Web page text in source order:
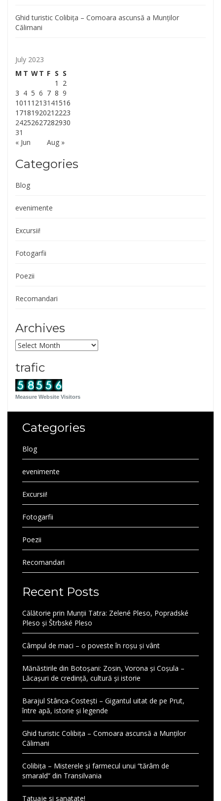
Ghid turistic Colibița – Comoara ascunsă a Munților
Călimani
July 2023
M T WT F S S
« Jun Aug »
1
2
3 4 5 6 7 8 9
1011 1213141516
1718192021 2223
24252627282930
31
Categories
Blog
evenimente
Excursii!
Fotogarfii
Poezii
Recomandari
Archives
Archives
trafic
Measure Website Visitors
Categories
Blog
evenimente
Excursii!
Fotogarfii
Poezii
Recomandari
Recent Posts
Călătorie prin Munții Tatra: Zelené Pleso, Popradské
Pleso și Štrbské Pleso
Câmpul de maci – o poveste în roșu și vânt
Mănăstirile din Botoșani: Zosin, Vorona și Coșula –
Lăcașuri de credință, cultură și istorie
Barajul Stânca-Costești – Gigantul uitat de pe Prut,
între apă, istorie și legende
Ghid turistic Colibița – Comoara ascunsă a Munților
Călimani
Colibița – Misterele și farmecul unui “tărâm de
smarald” din Transilvania
Tatuaje si sanatate!